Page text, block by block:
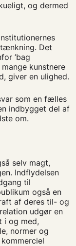
og dermed
Det
’bag
kunstnere
giver en ulighed.
som en fælles
indbygget del af
om.
selv magt,
Indflydelsen
til
også en
af deres til- og
udgør en
i og med,
normer og